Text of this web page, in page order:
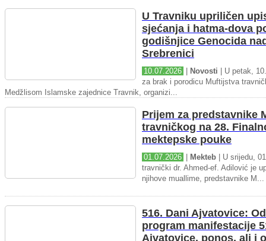
U Travniku upriličen
sjećanja i hatma-dova
godišnjice Genocida
Srebrenici
10.07.2026 Novosti | U petak,
za brak i porodicu Muftijstva
Medžlisom Islamske zajednice Travnik, organizi...
Prijem za predstavnike
travničkog na 28.
mektepske pouke
01.07.2026 Mekteb | U srijedu,
travnički dr. Ahmed-ef. Adilović je
njihove muallime, predstavnike M...
516. Dani Ajvatovice:
program manifestacije
Ajvatovice, ponos, ali i